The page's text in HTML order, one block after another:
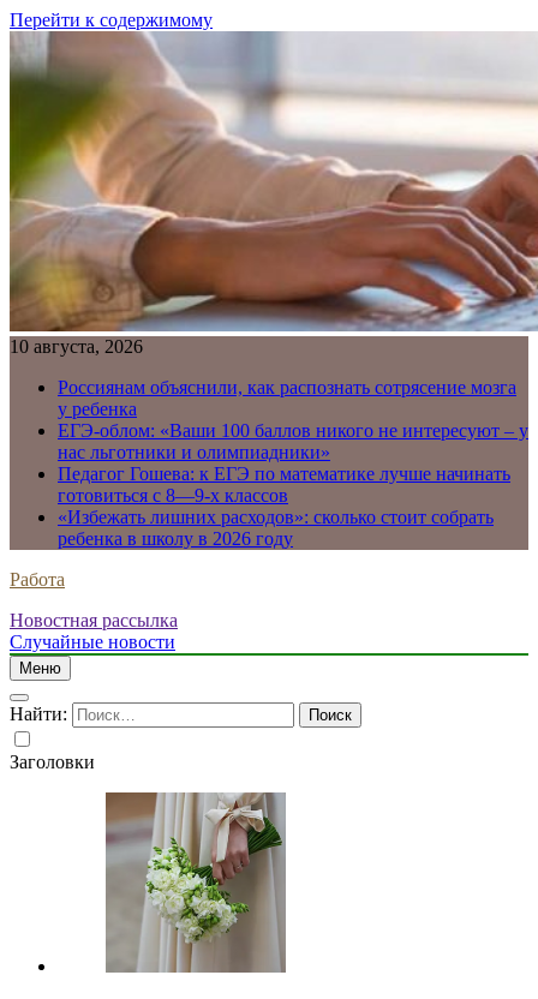
Перейти к содержимому
10 августа, 2026
Россиянам объяснили, как распознать сотрясение мозга
у ребенка
ЕГЭ-облом: «Ваши 100 баллов никого не интересуют – у
нас льготники и олимпиадники»
Педагог Гошева: к ЕГЭ по математике лучше начинать
готовиться с 8—9-х классов
«Избежать лишних расходов»: сколько стоит собрать
ребенка в школу в 2026 году
Работа
Новостная рассылка
Случайные новости
Меню
Найти:
Заголовки